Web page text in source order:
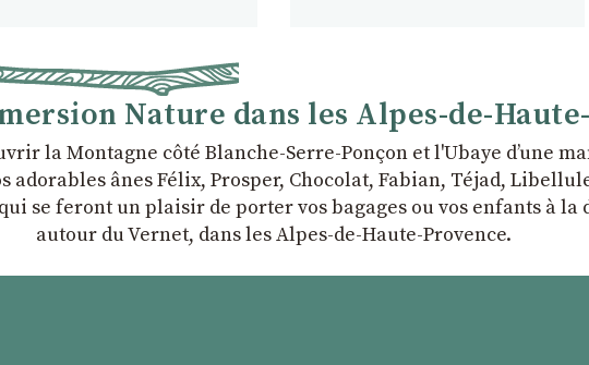
Nature dans les Alpes-de-
la Montagne côté Blanche-Serre-Ponçon et l'Ubaye dʼune
ânes Félix, Prosper, Chocolat, Fabian, Téjad,
se feront un plaisir de porter vos bagages ou vos enfants à la
autour du Vernet, dans les Alpes-de-Haute-Provence.